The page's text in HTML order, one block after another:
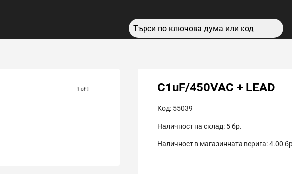
1 of 1 C1uF/450VAC + LEAD
Код: 55039
Наличност на склад: 5бр.
Наличност в магазинната верига:4.00